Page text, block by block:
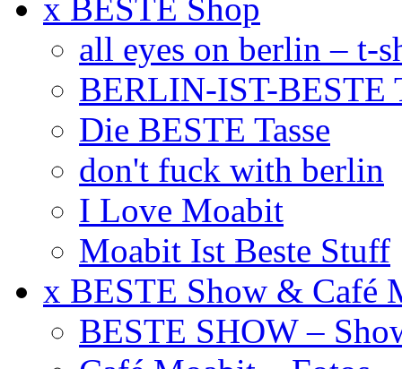
x BESTE Shop
all eyes on berlin – t-
BERLIN-IST-BESTE
Die BESTE Tasse
don't fuck with berlin
I Love Moabit
Moabit Ist Beste Stuff
x BESTE Show & Café
BESTE SHOW –